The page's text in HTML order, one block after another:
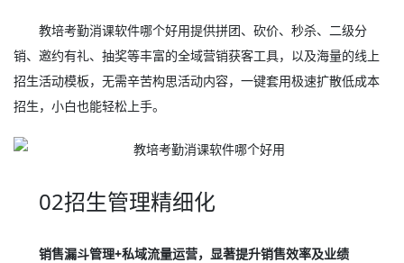
教培考勤消课软件哪个好用提供拼团、砍价、秒杀、二级分
销、邀约有礼、抽奖等丰富的全域营销获客工具，以及海量的线上
招生活动模板，无需辛苦构思活动内容，一键套用极速扩散低成本
招生，小白也能轻松上手。
02招生管理精细化
销售漏斗管理+私域流量运营，显著提升销售效率及业绩